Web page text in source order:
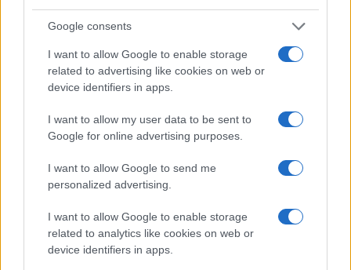
Google consents
I want to allow Google to enable storage
related to advertising like cookies on web or
device identifiers in apps.
I want to allow my user data to be sent to
Google for online advertising purposes.
I want to allow Google to send me
personalized advertising.
I want to allow Google to enable storage
related to analytics like cookies on web or
device identifiers in apps.
La Reserva Federal aprueba la adquisición de Webster Bank
por parte de Banco Santander
FINANZAS